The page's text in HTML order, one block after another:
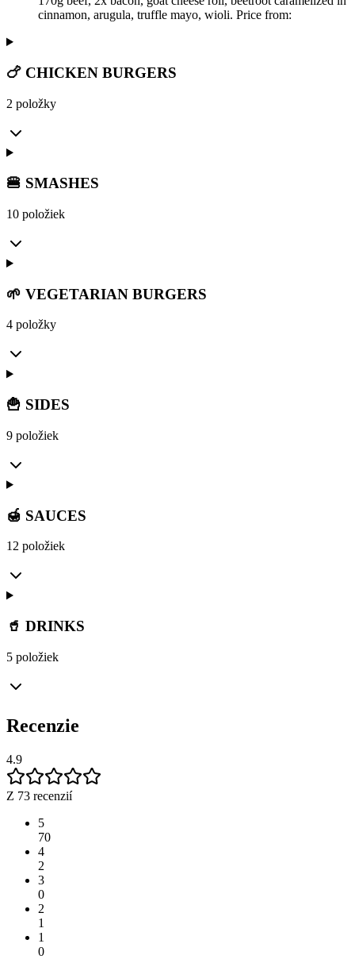
cinnamon, arugula, truffle mayo, wioli. Price from:
🍗 CHICKEN BURGERS
2 položky
🍔 SMASHES
10 položiek
🌱 VEGETARIAN BURGERS
4 položky
🍟 SIDES
9 položiek
🍯 SAUCES
12 položiek
🥤 DRINKS
5 položiek
Recenzie
4.9
Z 73 recenzií
5
70
4
2
3
0
2
1
1
0